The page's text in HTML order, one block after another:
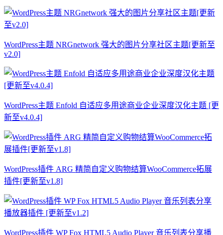
WordPress主题 NRGnetwork 强大的图片分享社区主题[更新至
v2.0]
WordPress主题 Enfold 自适应多用途商业企业深度汉化主题 [更
新至v4.0.4]
WordPress插件 ARG 精简自定义购物结算WooCommerce拓展
插件[更新至v1.8]
WordPress插件 WP Fox HTML5 Audio Player 音乐列表分享播